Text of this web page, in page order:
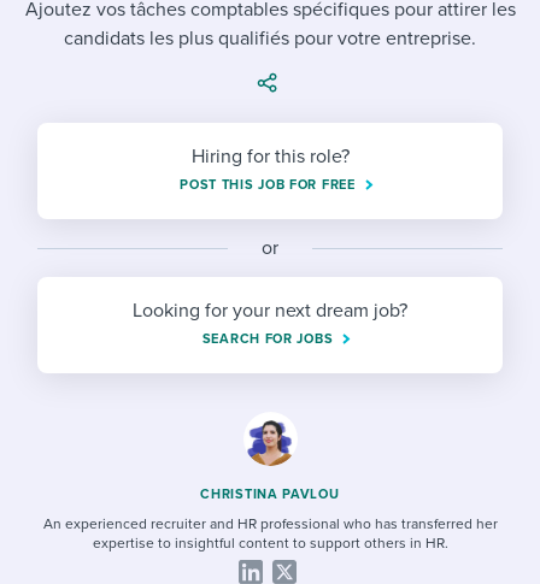
Evaluating candidates
Developing & retaining people
Ensuring compliance
Finding and attracting people
Establishing an employer brand
Digitizing work processes
Candidate/employee experiences
Interview question templates
Onboarding checklists
Step-by-step tutorials
HR terms
Workable Academy
I WANT TO LEARN ABOUT...
Applying for a job
Pay & benefits
Overall career resources
Workable customer stories
Ajoutez vos tâches comptables spécifiques pour attirer les
candidats les plus qualifiés pour votre entreprise.
Hiring for this role?
POST THIS JOB FOR FREE
or
Looking for your next dream job?
SEARCH FOR JOBS
CHRISTINA PAVLOU
An experienced recruiter and HR professional who has transferred her
expertise to insightful content to support others in HR.